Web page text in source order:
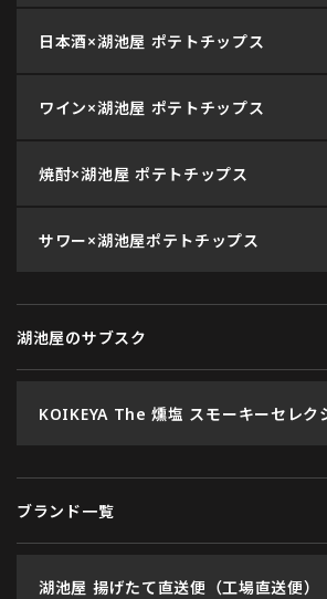
日本酒×湖池屋 ポテトチップス
ワイン×湖池屋 ポテトチップス
焼酎×湖池屋 ポテトチップス
サワー×湖池屋ポテトチップス
湖池屋のサブスク
KOIKEYA The 燻塩 スモーキーセレク
ブランド一覧
湖池屋 揚げたて直送便（工場直送便）